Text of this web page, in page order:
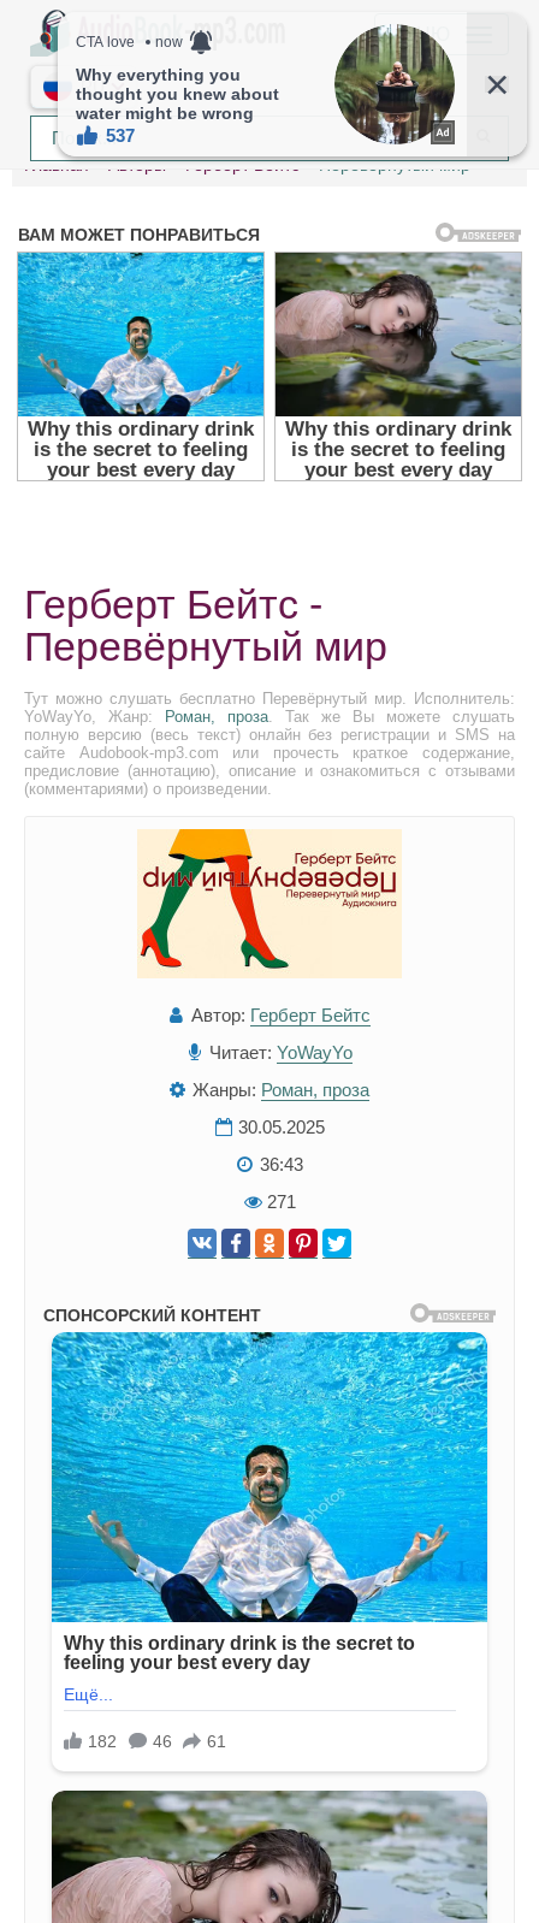
МЕНЮ
RU
Главная Авторы Герберт Бейтс Перевёрнутый мир
Герберт Бейтс -
Перевёрнутый мир
Тут можно слушать бесплатно Перевёрнутый мир. Исполнитель:
YoWayYo, Жанр:
Роман, проза. Так же Вы можете слушать
полную версию (весь текст) онлайн без регистрации и SMS на
сайте Audobook-mp3.com или прочесть краткое содержание,
предисловие (аннотацию), описание и ознакомиться с отзывами
(комментариями) о произведении.
Автор: Герберт Бейтс
Читает: YoWayYo
Жанры: Роман, проза
30.05.2025
36:43
271